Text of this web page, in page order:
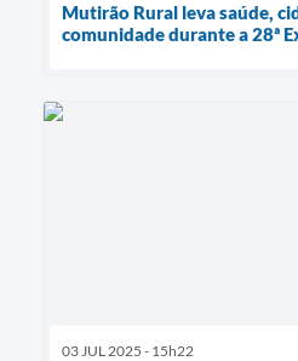
Mutirão Rural leva saúde,
comunidade durante a 28ª
03 JUL 2025 - 15h22